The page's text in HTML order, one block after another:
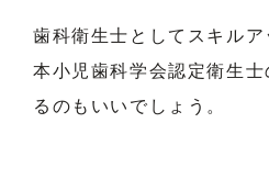
歯科衛生士としてスキル
本小児歯科学会認定衛生
るのもいいでしょう。